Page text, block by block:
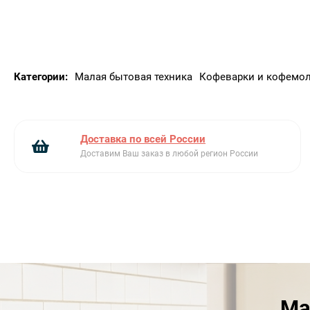
Категории: Малая бытовая техника Кофеварки и
Доставка по всей России
Доставим Ваш заказ в любой регион России